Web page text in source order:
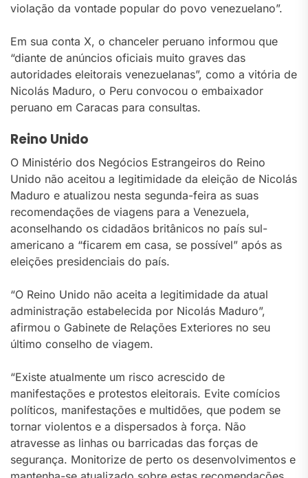
violação da vontade popular do povo venezuelano”.
Em sua conta X, o chanceler peruano informou que
“diante de anúncios oficiais muito graves das
autoridades eleitorais venezuelanas”, como a vitória de
Nicolás Maduro, o Peru convocou o embaixador
peruano em Caracas para consultas.
Reino Unido
O Ministério dos Negócios Estrangeiros do Reino
Unido não aceitou a legitimidade da eleição de Nicolás
Maduro e atualizou nesta segunda-feira as suas
recomendações de viagens para a Venezuela,
aconselhando os cidadãos britânicos no país sul-
americano a “ficarem em casa, se possível” após as
eleições presidenciais do país.
“O Reino Unido não aceita a legitimidade da atual
administração estabelecida por Nicolás Maduro”,
afirmou o Gabinete de Relações Exteriores no seu
último conselho de viagem.
“Existe atualmente um risco acrescido de
manifestações e protestos eleitorais. Evite comícios
políticos, manifestações e multidões, que podem se
tornar violentos e a dispersados à força. Não
atravesse as linhas ou barricadas das forças de
segurança. Monitorize de perto os desenvolvimentos e